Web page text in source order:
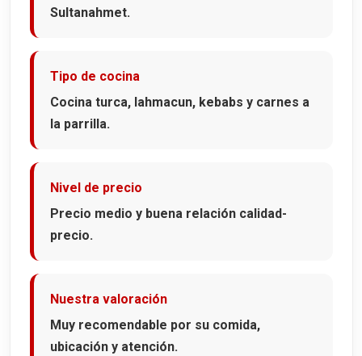
Sultanahmet.
Tipo de cocina
Cocina turca, lahmacun, kebabs y carnes a
la parrilla.
Nivel de precio
Precio medio y buena relación calidad-
precio.
Nuestra valoración
Muy recomendable por su comida,
ubicación y atención.